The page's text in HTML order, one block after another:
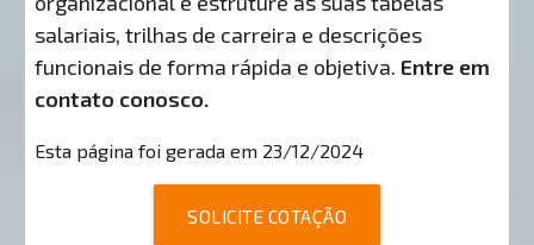
salariais, trilhas de carreira e descrições
funcionais de forma rápida e objetiva. Entre em
contato conosco.
Esta página foi gerada em 23/12/2024
SOLICITE COTAÇÃO